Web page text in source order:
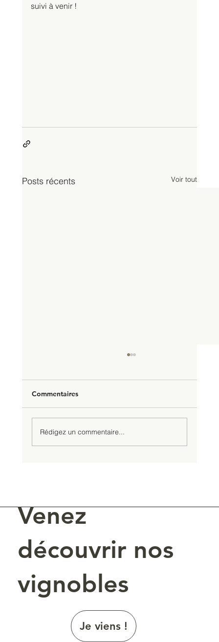
suivi à venir !
Posts récents Voir tout
Commentaires
Rédigez un commentaire...
Venez
découvrir nos
vignobles
Je viens !